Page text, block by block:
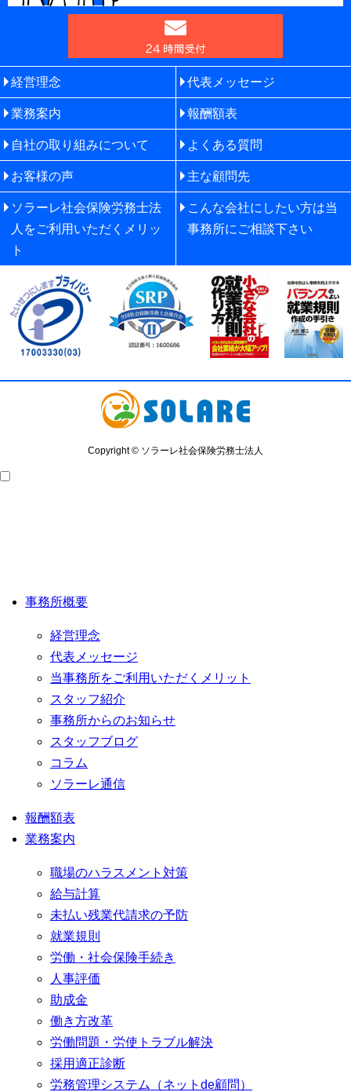
経営理念 代表メッセージ
業務案内 報酬額表
自社の取り組みについて よくある質問
お客様の声 主な顧問先
ソラーレ社会保険労務士法
人をご利用いただくメリッ
ト
こんな会社にしたい方は当
事務所にご相談下さい
Copyright © ソラーレ社会保険労務士法人
事務所概要
経営理念
代表メッセージ
当事務所をご利用いただくメリット
スタッフ紹介
事務所からのお知らせ
スタッフブログ
コラム
ソラーレ通信
報酬額表
業務案内
職場のハラスメント対策
給与計算
未払い残業代請求の予防
就業規則
労働・社会保険手続き
人事評価
助成金
働き方改革
労働問題・労使トラブル解決
採用適正診断
労務管理システム（ネットde顧問）